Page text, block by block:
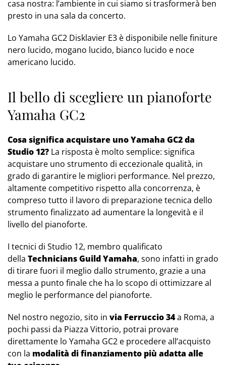
casa nostra: l’ambiente in cui siamo si trasformerà ben
presto in una sala da concerto.
Lo Yamaha GC2 Disklavier E3 è disponibile nelle finiture
nero lucido, mogano lucido, bianco lucido e noce
americano lucido.
Il bello di scegliere un pianoforte
Yamaha GC2
Cosa significa acquistare uno Yamaha GC2 da
Studio 12? La risposta è molto semplice: significa
acquistare uno strumento di eccezionale qualità, in
grado di garantire le migliori performance. Nel prezzo,
altamente competitivo rispetto alla concorrenza, è
compreso tutto il lavoro di preparazione tecnica dello
strumento finalizzato ad aumentare la longevità e il
livello del pianoforte.
I tecnici di Studio 12, membro qualificato
della Technicians Guild Yamaha, sono infatti in grado
di tirare fuori il meglio dallo strumento, grazie a una
messa a punto finale che ha lo scopo di ottimizzare al
meglio le performance del pianoforte.
Nel nostro negozio, sito in via Ferruccio 34a Roma, a
pochi passi da Piazza Vittorio, potrai provare
direttamente lo Yamaha GC2 e procedere all’acquisto
con la modalità di finanziamento più adatta alle